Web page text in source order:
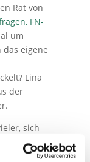
Rat von
FN-
um
eigene
Lina
der
sich
eine
zu lassen.